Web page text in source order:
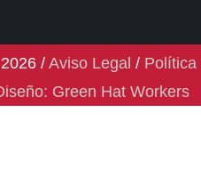
/Aviso Legal / Política
Green Hat Workers